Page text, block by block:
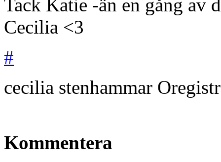
Tack Katie -än en gång av
Cecilia <3
#
cecilia stenhammar
Kommentera